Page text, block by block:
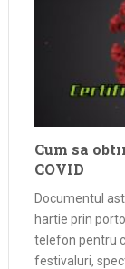
Cum sa
COVID
Documentul
hartie prin
telefon pentru
festivaluri,